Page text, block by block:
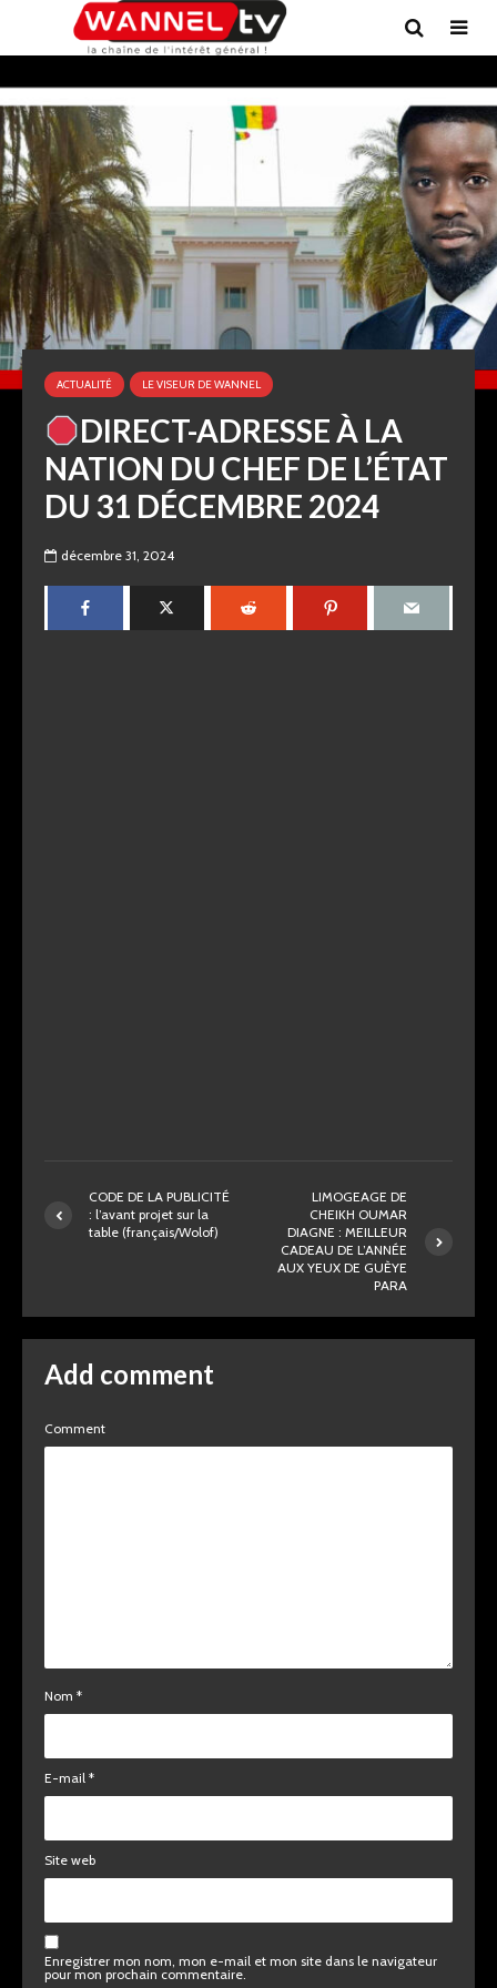
ACTUALITÉ LE VISEUR DE WANNEL
DIRECT-ADRESSE À LA
NATION DU CHEF DE L’ÉTAT
DU 31 DÉCEMBRE 2024
décembre 31, 2024
CODE DE LA PUBLICITÉ
: l’avant projet sur la
table (français/Wolof)
LIMOGEAGE DE
CHEIKH OUMAR
DIAGNE : MEILLEUR
CADEAU DE L’ANNÉE
AUX YEUX DE GUÈYE
PARA
Add comment
Comment
Nom *
E-mail *
Site web
Enregistrer mon nom, mon e-mail et mon site dans le navigateur
pour mon prochain commentaire.